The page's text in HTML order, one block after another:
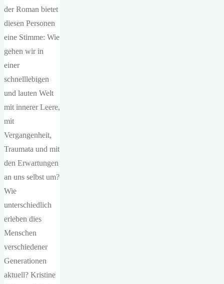
der Roman bietet
diesen Personen
eine Stimme: Wie
gehen wir in
einer
schnelllebigen
und lauten Welt
mit innerer Leere,
mit
Vergangenheit,
Traumata und mit
den Erwartungen
an uns selbst um?
Wie
unterschiedlich
erleben dies
Menschen
verschiedener
Generationen
aktuell? Kristine